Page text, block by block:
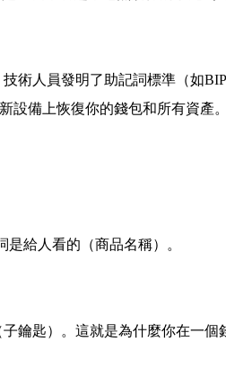
術人員發明了助記詞標準（如
設備上恢復你的錢包和所有資產。
給人看的（商品名稱）。
鑰匙）。這就是為什麼你在一